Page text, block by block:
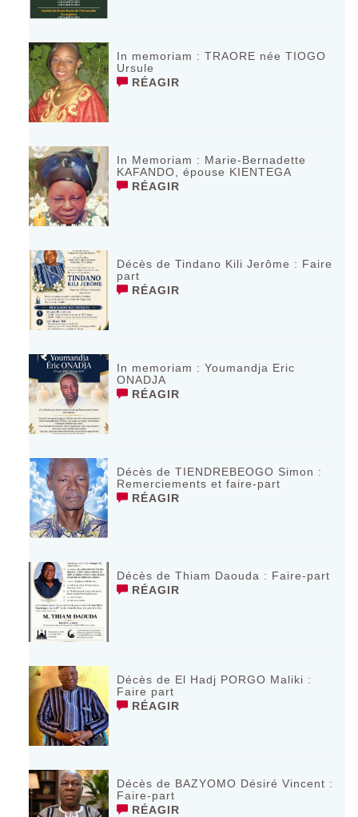
In memoriam : TRAORE née TIOGO
Ursule
RÉAGIR
In Memoriam : Marie-Bernadette
KAFANDO, épouse KIENTEGA
RÉAGIR
Décès de Tindano Kili Jerôme : Faire
part
RÉAGIR
In memoriam : Youmandja Eric
ONADJA
RÉAGIR
Décès de TIENDREBEOGO Simon :
Remerciements et faire-part
RÉAGIR
Décès de Thiam Daouda : Faire-part
RÉAGIR
Décès de El Hadj PORGO Maliki :
Faire part
RÉAGIR
Décès de BAZYOMO Désiré Vincent :
Faire-part
RÉAGIR